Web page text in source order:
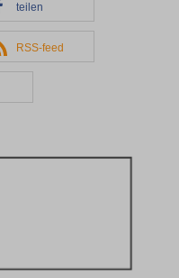
teilen
RSS-feed